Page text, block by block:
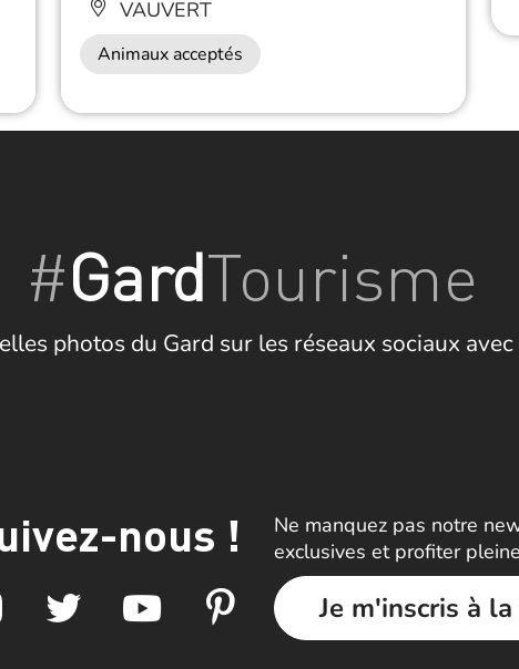
VAUVERT
Animaux acceptés
#GardTourisme
photos du Gard sur les réseaux sociaux
nous !
Ne manquez pas notre
exclusives et profiter
Je m'inscris à